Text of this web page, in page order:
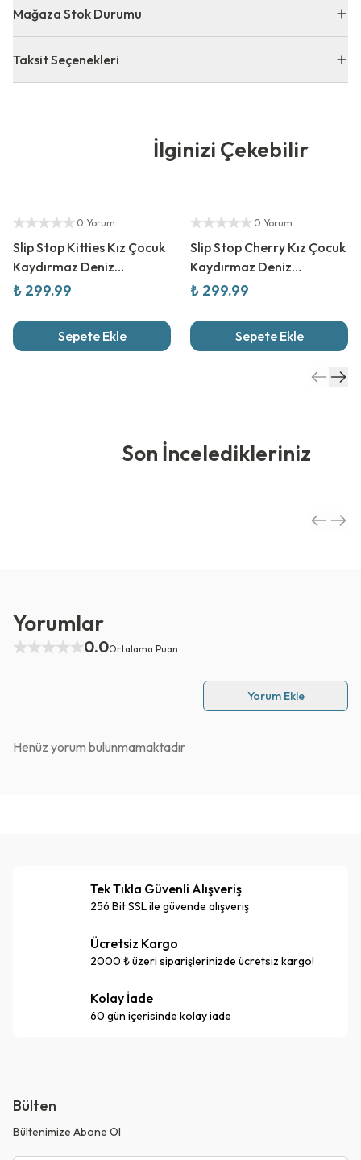
Mağaza Stok Durumu
Taksit Seçenekleri
İlginizi Çekebilir
0 Yorum
Slip Stop Kitties Kız Çocuk
Kaydırmaz Deniz
Ayakkabısı
₺ 299.99
Sepete Ekle
0 Yorum
Slip Stop Cherry Kız Çocuk
Kaydırmaz Deniz
Ayakkabısı
₺ 299.99
Sepete Ekle
Son İnceledikleriniz
Yorumlar
0.0Ortalama Puan
Yorum Ekle
Henüz yorum bulunmamaktadır
Tek Tıkla Güvenli Alışveriş
256 Bit SSL ile güvende alışveriş
Ücretsiz Kargo
2000 ₺ üzeri siparişlerinizde ücretsiz kargo!
Kolay İade
60 gün içerisinde kolay iade
Bülten
Bültenimize Abone Ol